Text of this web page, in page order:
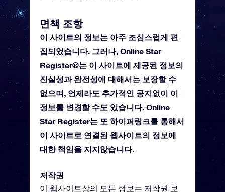
면책 조항
이 사이트의 정보는 아주 조심스럽게 편
집되었습니다. 그러나, Online Star
Register®는 이 사이트에 제공된 정보의
진실성과 완전성에 대해서는 보장할 수
없으며, 언제라도 추가적인 공지없이 이
정보를 변경할 수도 있습니다. Online
Star Register는 또 하이퍼링크를 통해서
이 사이트로 연결된 웹사이트의 정보에
대한 책임을 지지않습니다.
저작권
이 웹사이트상의 모든 정보는 저작권 보